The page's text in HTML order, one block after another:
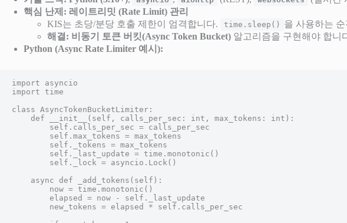
핵심 난제: 레이트리밋 (Rate Limit) 관리
KIS는 초당/분당 호출 제한이 엄격합니다.
time.sleep()
을 사용하는
해결: 비동기 토큰 버킷(Async Token Bucket) 알고리즘을 구현해야 합니
Python (Async Rate Limiter 예시):
import asyncio
import time
class AsyncTokenBucketLimiter: